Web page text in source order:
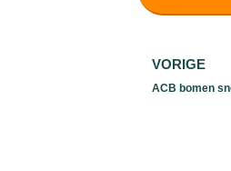
VORIGE